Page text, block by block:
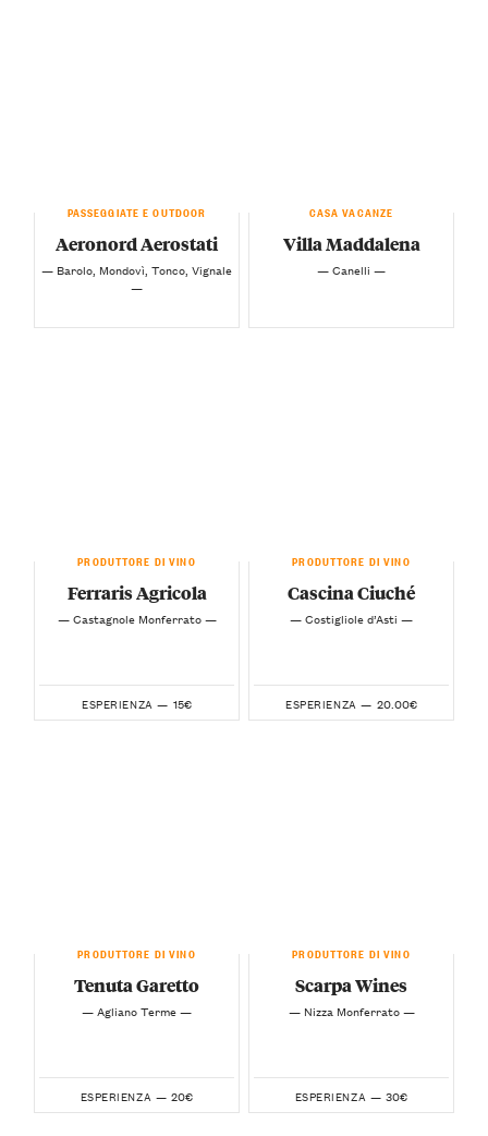
PASSEGGIATE E OUTDOOR
Aeronord Aerostati
— Barolo, Mondovì, Tonco, Vignale
—
CASA VACANZE
Villa Maddalena
— Canelli —
PRODUTTORE DI VINO
Ferraris Agricola
— Castagnole Monferrato —
ESPERIENZA — 15€
PRODUTTORE DI VINO
Cascina Ciuché
— Costigliole d’Asti —
ESPERIENZA — 20.00€
PRODUTTORE DI VINO
Tenuta Garetto
— Agliano Terme —
ESPERIENZA — 20€
PRODUTTORE DI VINO
Scarpa Wines
— Nizza Monferrato —
ESPERIENZA — 30€